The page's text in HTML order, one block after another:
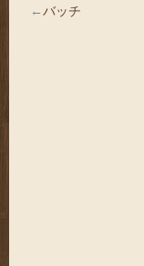
←バッチ